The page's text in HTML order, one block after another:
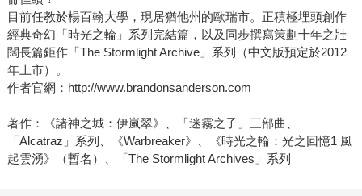
目前任教於楊百翰大學，現居猶他州的歐瑞市。正積極埋頭創作
經典奇幻「時光之輪」系列完結篇，以及同步撰寫策劃十年之壯
闊長篇鉅作「The Stormlight Archive」系列（中文版預定於2012
年上市）。
作者官網：http://www.brandonsanderson.com
著作：《諸神之城：伊嵐翠》、「迷霧之子」三部曲、
「Alcatraz」系列、《Warbreaker》、《時光之輪：光之回憶1 風
起雲湧》（暫名）、「The Stormlight Archives」系列